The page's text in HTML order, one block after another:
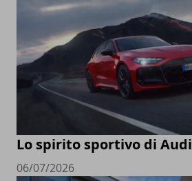
Lo spirito sportivo di Audi
06/07/2026